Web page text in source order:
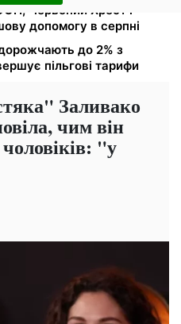
Червоний Хрест і
допомогу в серпні
до 2% з
пільгові тарифи
Заливако
чим він
"у